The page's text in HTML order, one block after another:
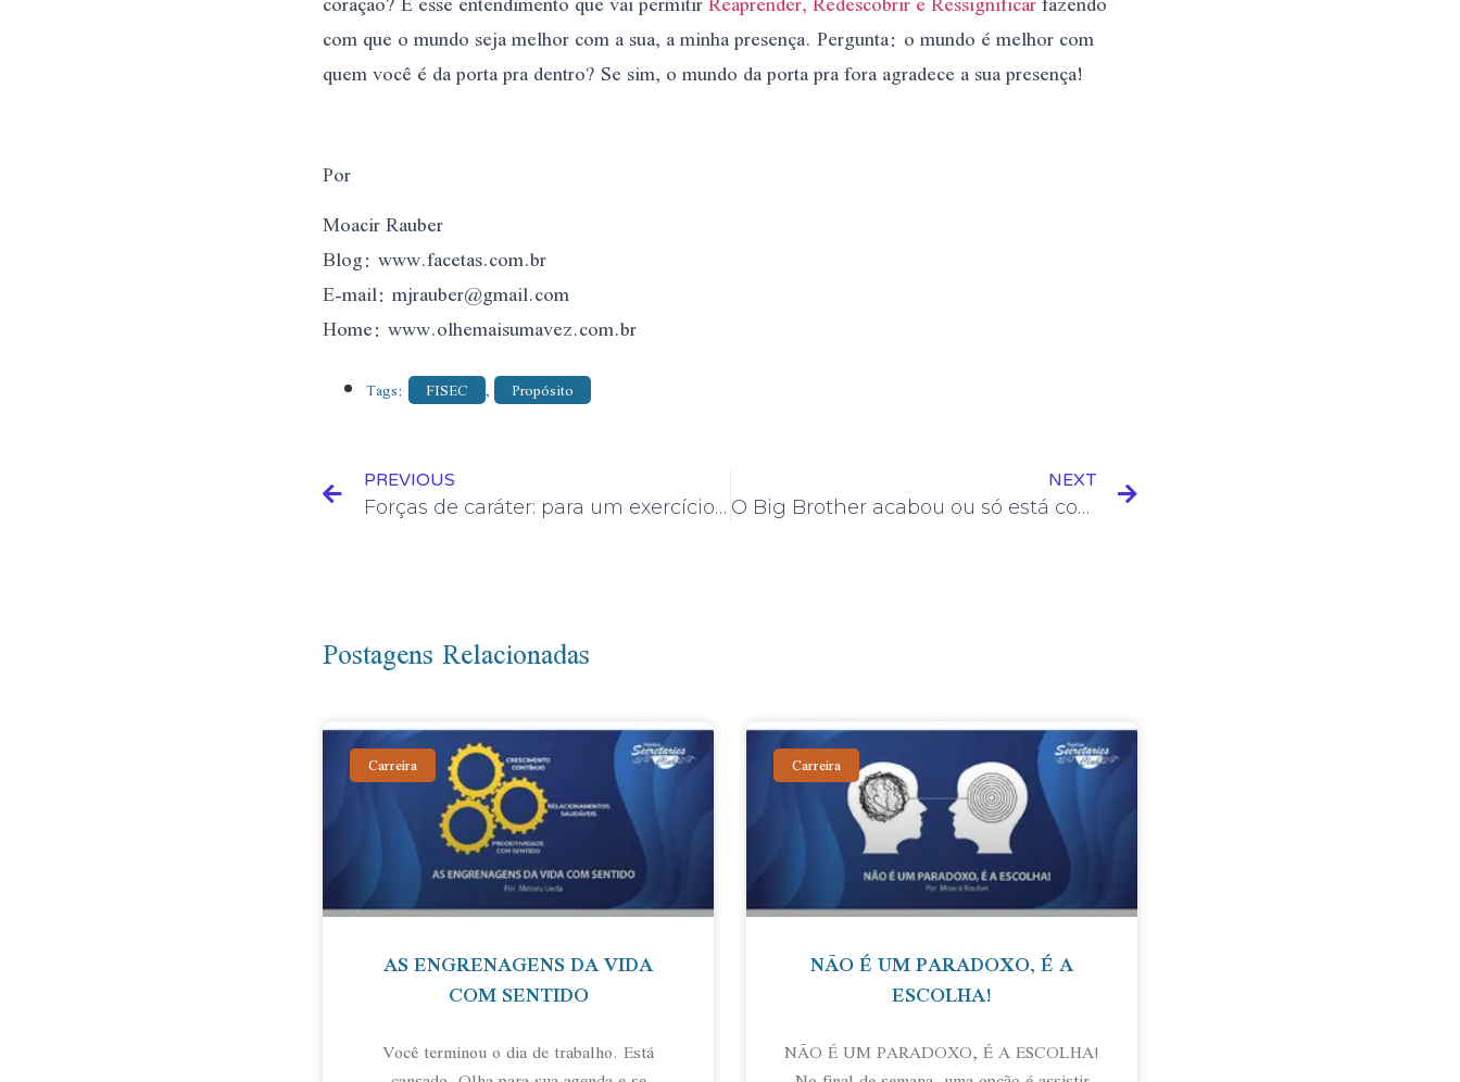
com que o mundo seja melhor com a sua, a minha presença. Pergunta: o mundo é melhor com
quem você é da porta pra dentro? Se sim, o mundo da porta pra fora agradece a sua presença!
Por
Moacir Rauber
Blog: www.facetas.com.br
E-mail: mjrauber@gmail.com
Home: www.olhemaisumavez.com.br
Tags: FISEC , Propósito
PREVIOUS
Forças de caráter: para um exercício de vida virtuosa
NEXT
O Big Brother acabou ou só está começando?
Postagens Relacionadas
Carreira
AS ENGRENAGENS DA VIDA
COM SENTIDO
Você terminou o dia de trabalho. Está
Carreira
NÃO É UM PARADOXO, É A
ESCOLHA!
NÃO É UM PARADOXO, É A ESCOLHA!